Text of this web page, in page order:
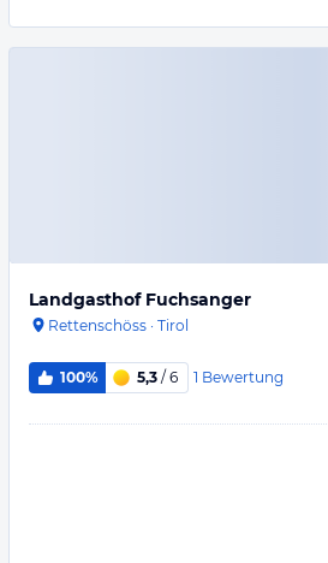
Landgasthof Fuchsanger
Rettenschöss · Tirol
100% 5,3 / 6 1 Bewertung